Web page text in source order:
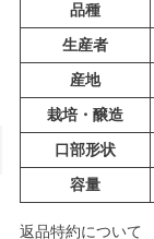
品種
生産者
産地
栽培・醸造
口部形状
容量
返品特約について